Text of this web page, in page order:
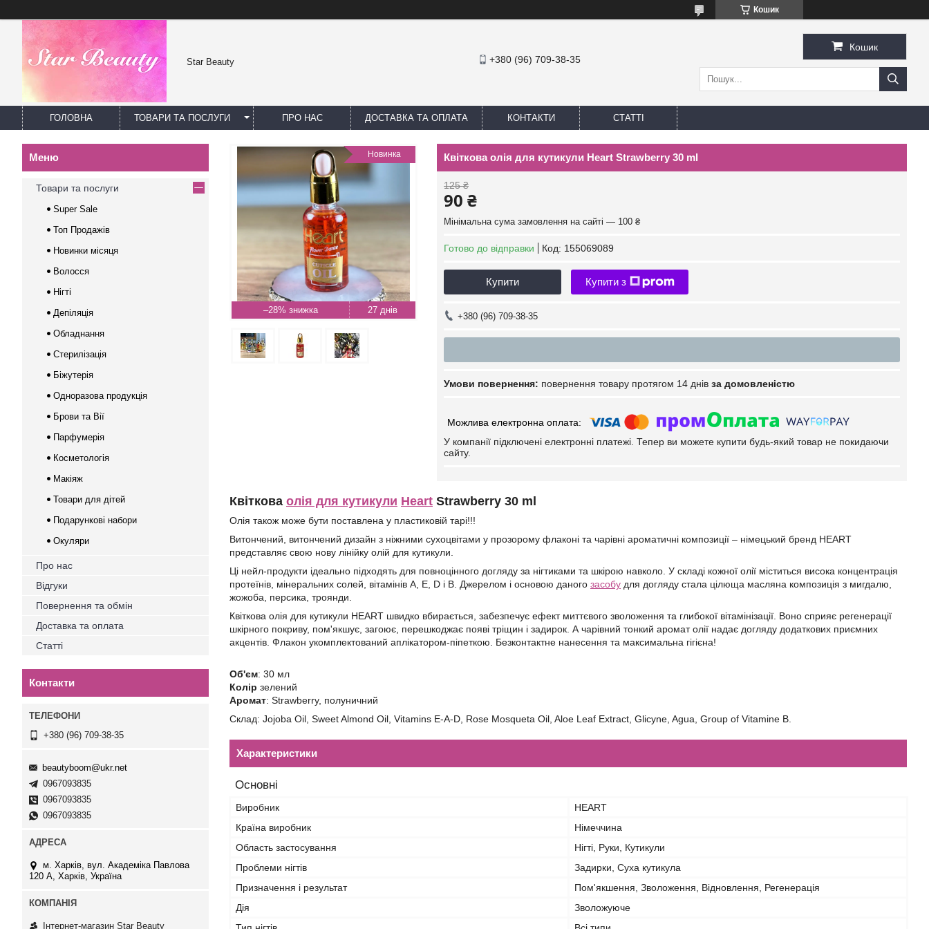
Кошик
Star Beauty +380 (96) 709-38-35
Кошик
ГОЛОВНА ТОВАРИ ТА ПОСЛУГИ ПРО НАС ДОСТАВКА ТА ОПЛАТА КОНТАКТИ СТАТТІ
–28% 27 днів
Новинка Квіткова олія для кутикули Heart Strawberry 30 ml
125 ₴
90 ₴
Мінімальна сума замовлення на сайті — 100 ₴
Готово до відправки Код: 155069089
Купити Купити з
+380 (96) 709-38-35
повернення товару протягом 14 днів за домовленістю
У компанії підключені електронні платежі. Тепер ви можете купити будь-який товар не покидаючи
сайту.
Квіткова олія для кутикули Heart Strawberry 30 ml
Олія також може бути поставлена у пластиковій тарі!!!
Витончений, витончений дизайн з ніжними сухоцвітами у прозорому флаконі та чарівні ароматичні композиції – німецький бренд HEART
представляє свою нову лінійку олій для кутикули.
Ці нейл-продукти ідеально підходять для повноцінного догляду за нігтиками та шкірою навколо. У складі кожної олії міститься висока концентрація
протеїнів, мінеральних солей, вітамінів А, Е, D і В. Джерелом і основою даного засобу для догляду стала цілюща масляна композиція з мигдалю,
жожоба, персика, троянди.
Квіткова олія для кутикули HEART швидко вбирається, забезпечує ефект миттєвого зволоження та глибокої вітамінізації. Воно сприяє регенерації
шкірного покриву, пом'якшує, загоює, перешкоджає появі тріщин і задирок. А чарівний тонкий аромат олії надає догляду додаткових приємних
акцентів. Флакон укомплектований аплікатором-піпеткою. Безконтактне нанесення та максимальна гігієна!
Об'єм: 30 мл
Колір зелений
Аромат: Strawberry, полуничний
Склад: Jojoba Oil, Sweet Almond Oil, Vitamins E-A-D, Rose Mosqueta Oil, Aloe Leaf Extract, Glicyne, Agua, Group of Vitamine B.
Характеристики
Основні
Виробник
HEART
Країна виробник
Німеччина
Область застосування
Нігті, Руки, Кутикули
Проблеми нігтів
Задирки, Суха кутикула
Призначення і результат
Пом'якшення, Зволоження, Відновлення, Регенерація
Дія
Зволожуюче
Товари та послуги
Super Sale
Топ Продажів
Новинки місяця
Волосся
Нігті
Депіляція
Обладнання
Стерилізація
Біжутерія
Одноразова продукція
Брови та Вії
Парфумерія
Косметологія
Макіяж
Товари для дітей
Подарункові набори
Окуляри
Про нас
Відгуки
Повернення та обмін
Доставка та оплата
Статті
Контакти
+380 (96) 709-38-35
beautyboom@ukr.net
0967093835
0967093835
0967093835
м. Харків, вул. Академіка Павлова
120 А, Харків, Україна
Інтернет-магазин Star Beauty